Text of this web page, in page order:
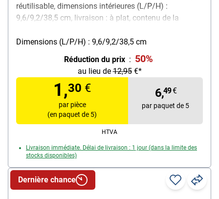
réutilisable, dimensions intérieures (L/P/H) :
9,6/9,2/38,5 cm, livraison : à plat, contenu de la
Dimensions (L/P/H) : 9,6/9,2/38,5 cm
Réduction du prix : 50%
au lieu de12,95€*
1,30 €
par pièce
(en paquet de 5)
6,49€
par paquet de 5
HTVA
Livraison immédiate. Délai de livraison : 1 jour (dans la limite des
stocks disponibles)
Dernière chance